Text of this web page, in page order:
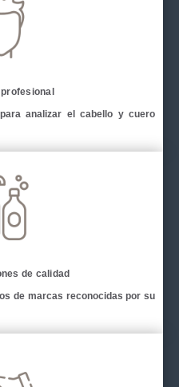
analizar el cabello y cuero
de calidad
de marcas reconocidas por su